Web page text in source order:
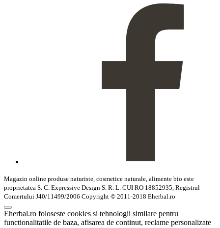
Magazin online produse naturiste, cosmetice naturale, alimente bio este
proprietatea S. C. Expressive Design S. R. L. CUI RO 18852935, Registrul
Comertului J40/11499/2006 Copyright © 2011-2018 Eherbal.ro
Eherbal.ro foloseste cookies si tehnologii similare pentru
functionalitatile de baza, afisarea de continut, reclame personalizate